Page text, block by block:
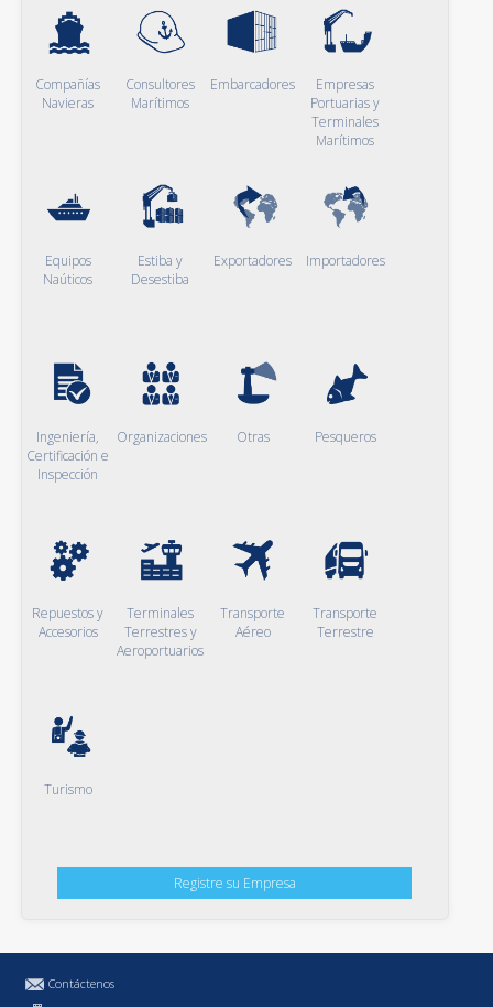
Compañías
Navieras
Consultores
Marítimos
Embarcadores
Empresas
Portuarias y
Terminales
Marítimos
Equipos
Naúticos
Estiba y
Desestiba
Exportadores Importadores
Ingeniería,
Certificación e
Inspección
Organizaciones Otras Pesqueros
Repuestos y
Accesorios
Terminales
Terrestres y
Aeroportuarios
Transporte
Aéreo
Transporte
Terrestre
Turismo
Registre su Empresa
Contáctenos